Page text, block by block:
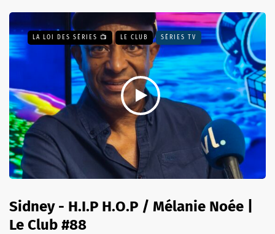
LA LOI DES SÉRIES 📺 LE CLUB SÉRIES TV
Sidney - H.I.P H.O.P / Mélanie Noée |
Le Club #88